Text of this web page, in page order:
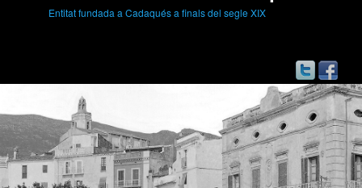
Entitat fundada a Cadaqués a finals del segle XIX